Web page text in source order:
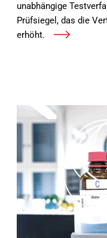
unabhängige
Prüfsiegel, das die
erhöht.
Mehr erfahren